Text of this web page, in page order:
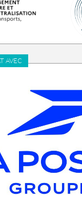
AVEC